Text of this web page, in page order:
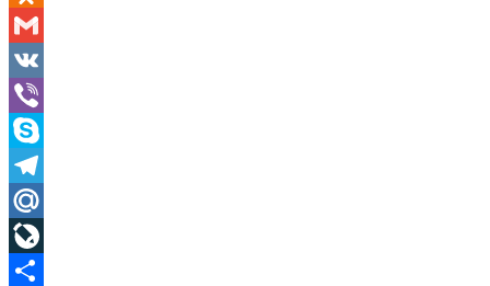
Odnoklassniki
Gmail
VK
Viber
Skype
Telegram
Mail.Ru
LiveJournal